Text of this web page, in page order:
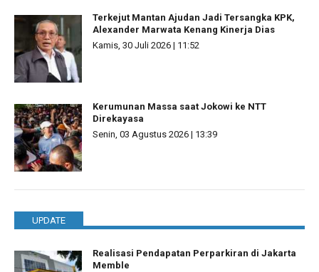
Terkejut Mantan Ajudan Jadi Tersangka KPK,
Alexander Marwata Kenang Kinerja Dias
Kamis, 30 Juli 2026 | 11:52
Kerumunan Massa saat Jokowi ke NTT
Direkayasa
Senin, 03 Agustus 2026 | 13:39
UPDATE
Realisasi Pendapatan Perparkiran di Jakarta
Memble